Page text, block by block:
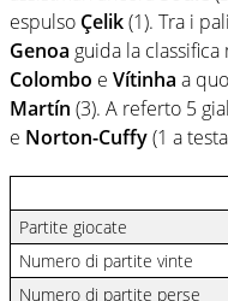
espulso Çelik(1). Tra i
Genoa guida la classifica
Colombo e Vítinha a
Martín (3). A referto 5
e Norton-Cuffy(1 a
Partite giocate
Numero di partite vinte
Numero di partite perse